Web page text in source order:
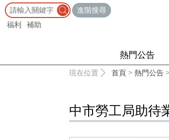
進階搜尋
福利
補助
熱門公告
現在位置 首頁 > 熱門公告 >
中市勞工局助待